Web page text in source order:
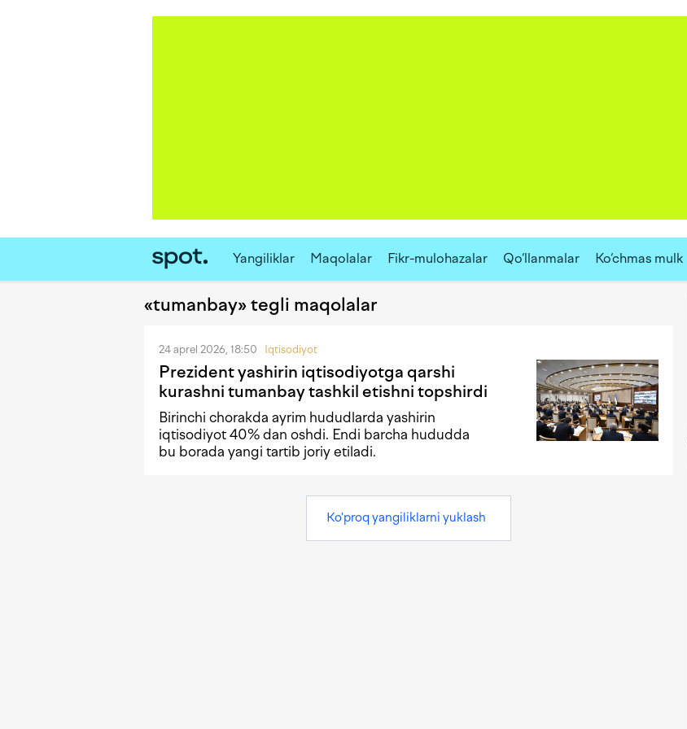
Yangiliklar Maqolalar Fikr-mulohazalar Qo‘llanmalar Ko‘chmas mulk
«tumanbay» tegli maqolalar
24 aprel 2026, 18:50 Iqtisodiyot
Prezident yashirin iqtisodiyotga qarshi
kurashni tumanbay tashkil etishni topshirdi
Birinchi chorakda ayrim hududlarda yashirin
iqtisodiyot 40% dan oshdi. Endi barcha hududda
bu borada yangi tartib joriy etiladi.
Ko'proq yangiliklarni yuklash